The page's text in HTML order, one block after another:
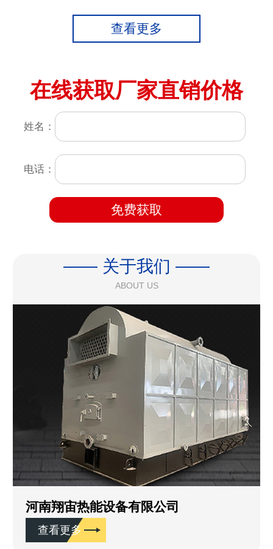
查看更多
在线获取厂家直销价格
姓名：
电话：
免费获取
—— 关于我们 ——
ABOUT US
河南翔宙热能设备有限公司
查看更多